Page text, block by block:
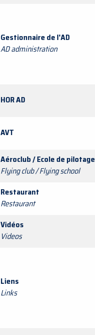
Gestionnaire de l'AD
AD administration
HOR AD
AVT
Aéroclub / Ecole de pilotage
Flying club / Flying school
Restaurant
Restaurant
Vidéos
Videos
Liens
Links